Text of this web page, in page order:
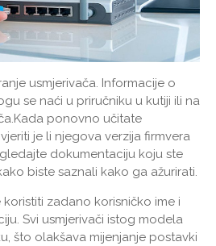
usmjerivača. Informacije o
se naći u priručniku u kutiji ili na
ponovno učitate
je li njegova verzija firmvera
dokumentaciju koju ste
biste saznali kako ga ažurirati.
zadano korisničko ime i
Svi usmjerivači istog modela
što olakšava mijenjanje postavki